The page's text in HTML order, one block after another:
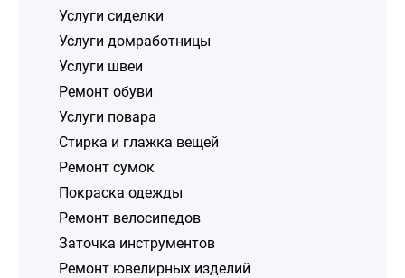
Услуги сиделки
Услуги домработницы
Услуги швеи
Ремонт обуви
Услуги повара
Стирка и глажка вещей
Ремонт сумок
Покраска одежды
Ремонт велосипедов
Заточка инструментов
Ремонт ювелирных изделий